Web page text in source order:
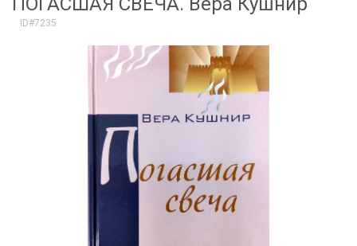
ID#7235